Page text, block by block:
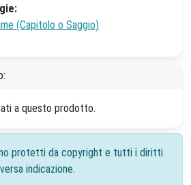
(Capitolo o Saggio)
a questo prodotto.
protetti da copyright e tutti i diritti
indicazione.